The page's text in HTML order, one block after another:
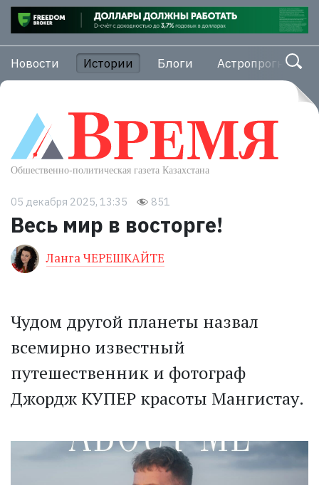
Новости Истории Блоги Астропрогноз
05 декабря 2025, 13:35 851
Весь мир в восторге!
Ланга ЧЕРЕШКАЙТЕ
Чудом другой планеты назвал
всемирно известный
путешественник и фотограф
Джордж КУПЕР красоты Мангистау.